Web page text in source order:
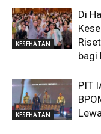
KESEHATAN
Di
bagi
KESEHATAN
PIT